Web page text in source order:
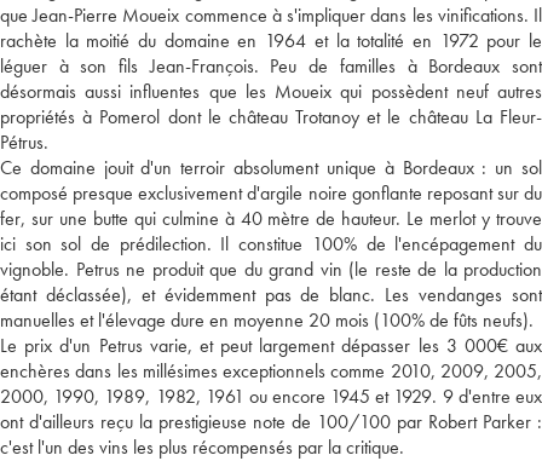
que Jean-Pierre Moueix commence à s'impliquer dans les vinifications. Il
rachète la moitié du domaine en 1964 et la totalité en 1972 pour le
léguer à son fils Jean-François. Peu de familles à Bordeaux sont
désormais aussi influentes que les Moueix qui possèdent neuf autres
propriétés à Pomerol dont le château Trotanoy et le château La Fleur-
Pétrus.
Ce domaine jouit d'un terroir absolument unique à Bordeaux : un sol
composé presque exclusivement d'argile noire gonflante reposant sur du
fer, sur une butte qui culmine à 40 mètre de hauteur. Le merlot y trouve
ici son sol de prédilection. Il constitue 100% de l'encépagement du
vignoble. Petrus ne produit que du grand vin (le reste de la production
étant déclassée), et évidemment pas de blanc. Les vendanges sont
manuelles et l'élevage dure en moyenne 20 mois (100% de fûts neufs).
Le prix d'un Petrus varie, et peut largement dépasser les 3 000€ aux
enchères dans les millésimes exceptionnels comme 2010, 2009, 2005,
2000, 1990, 1989, 1982, 1961 ou encore 1945 et 1929. 9 d'entre eux
ont d'ailleurs reçu la prestigieuse note de 100/100 par Robert Parker :
c'est l'un des vins les plus récompensés par la critique.